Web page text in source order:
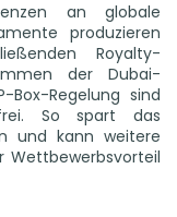
an globale
produzieren
Royalty-
der Dubai-
Box-Regelung sind
So spart das
und kann weitere
Wettbewerbsvorteil